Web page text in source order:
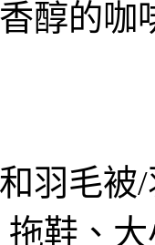
醇的
羽毛
鞋、